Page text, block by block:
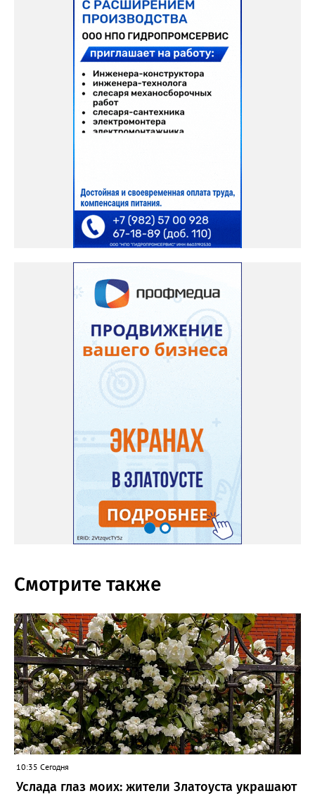
Смотрите также
10:35 Сегодня
Услада глаз моих: жители Златоуста украшают